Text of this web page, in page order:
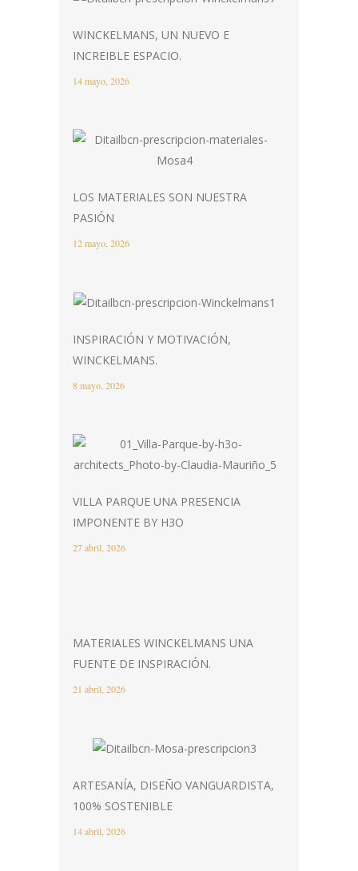
WINCKELMANS, UN NUEVO E
INCREIBLE ESPACIO.
14 mayo, 2026
LOS MATERIALES SON NUESTRA
PASIÓN
12 mayo, 2026
INSPIRACIÓN Y MOTIVACIÓN,
WINCKELMANS.
8 mayo, 2026
VILLA PARQUE UNA PRESENCIA
IMPONENTE BY H3O
27 abril, 2026
MATERIALES WINCKELMANS UNA
FUENTE DE INSPIRACIÓN.
21 abril, 2026
ARTESANÍA, DISEÑO VANGUARDISTA,
100% SOSTENIBLE
14 abril, 2026